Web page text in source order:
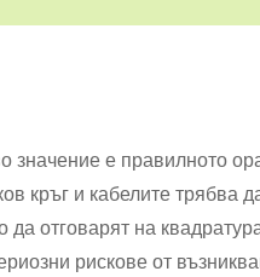
значение е правилното
кръг и кабелите трябва
отговарят на
рискове от